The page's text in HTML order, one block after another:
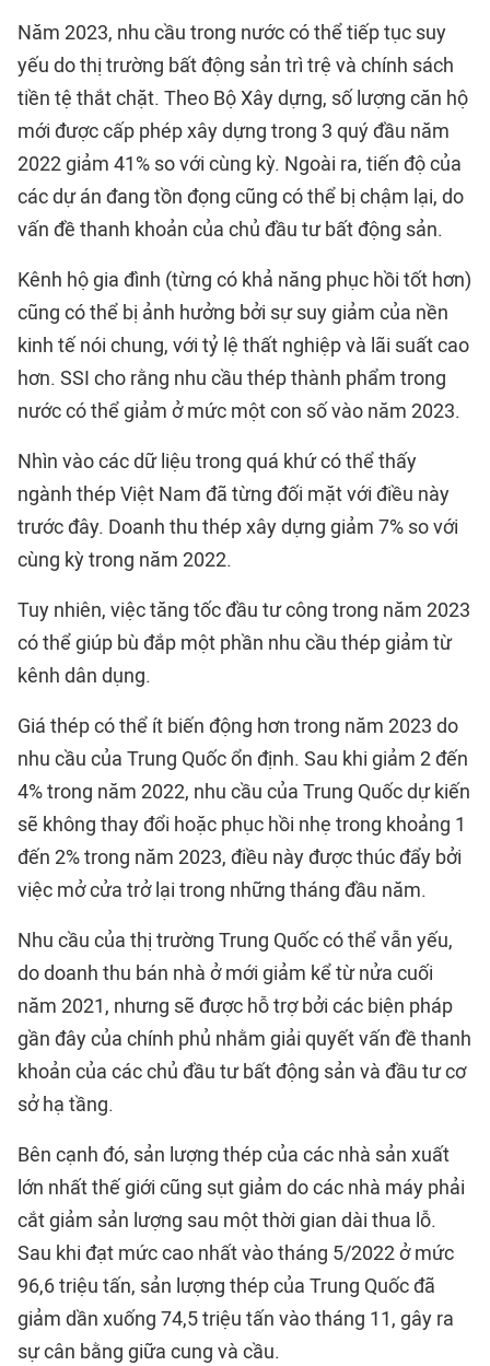
Năm 2023, nhu cầu trong nước có thể tiếp tục suy
yếu do thị trường bất động sản trì trệ và chính sách
tiền tệ thắt chặt. Theo Bộ Xây dựng, số lượng căn hộ
mới được cấp phép xây dựng trong 3 quý đầu năm
2022 giảm 41% so với cùng kỳ. Ngoài ra, tiến độ của
các dự án đang tồn đọng cũng có thể bị chậm lại, do
vấn đề thanh khoản của chủ đầu tư bất động sản.
Kênh hộ gia đình (từng có khả năng phục hồi tốt hơn)
cũng có thể bị ảnh hưởng bởi sự suy giảm của nền
kinh tế nói chung, với tỷ lệ thất nghiệp và lãi suất cao
hơn. SSI cho rằng nhu cầu thép thành phẩm trong
nước có thể giảm ở mức một con số vào năm 2023.
Nhìn vào các dữ liệu trong quá khứ có thể thấy
ngành thép Việt Nam đã từng đối mặt với điều này
trước đây. Doanh thu thép xây dựng giảm 7% so với
cùng kỳ trong năm 2022.
Tuy nhiên, việc tăng tốc đầu tư công trong năm 2023
có thể giúp bù đắp một phần nhu cầu thép giảm từ
kênh dân dụng.
Giá thép có thể ít biến động hơn trong năm 2023 do
nhu cầu của Trung Quốc ổn định. Sau khi giảm 2 đến
4% trong năm 2022, nhu cầu của Trung Quốc dự kiến
sẽ không thay đổi hoặc phục hồi nhẹ trong khoảng 1
đến 2% trong năm 2023, điều này được thúc đẩy bởi
việc mở cửa trở lại trong những tháng đầu năm.
Nhu cầu của thị trường Trung Quốc có thể vẫn yếu,
do doanh thu bán nhà ở mới giảm kể từ nửa cuối
năm 2021, nhưng sẽ được hỗ trợ bởi các biện pháp
gần đây của chính phủ nhằm giải quyết vấn đề thanh
khoản của các chủ đầu tư bất động sản và đầu tư cơ
sở hạ tầng.
Bên cạnh đó, sản lượng thép của các nhà sản xuất
lớn nhất thế giới cũng sụt giảm do các nhà máy phải
cắt giảm sản lượng sau một thời gian dài thua lỗ.
Sau khi đạt mức cao nhất vào tháng 5/2022 ở mức
96,6 triệu tấn, sản lượng thép của Trung Quốc đã
giảm dần xuống 74,5 triệu tấn vào tháng 11, gây ra
sự cân bằng giữa cung và cầu.